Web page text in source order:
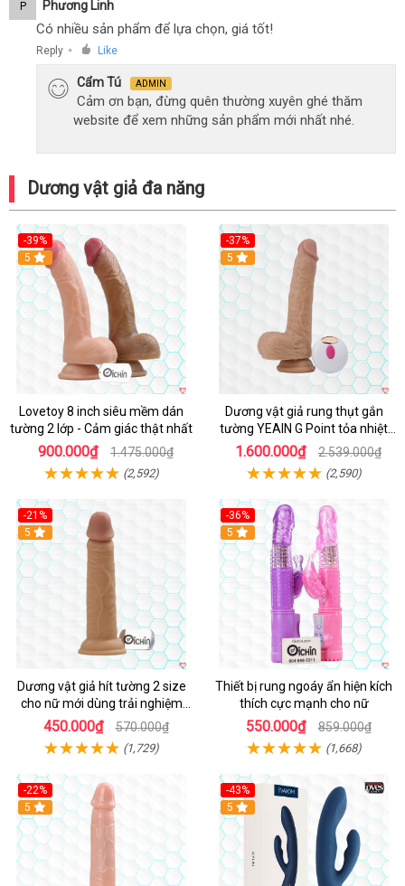
P Phương Linh
Có nhiều sản phẩm để lựa chọn, giá tốt!
Reply ● Like
Cẩm Tú ADMIN
Cảm ơn bạn, đừng quên thường xuyên ghé thăm
website để xem những sản phẩm mới nhất nhé.
Dương vật giả đa năng
-39%
Hot
5
Lovetoy 8 inch siêu mềm dán
tường 2 lớp - Cảm giác thật nhất
900.000₫ 1.475.000₫
(2,592)
-37%
5
Dương vật giả rung thụt gắn
tường YEAIN G Point tỏa nhiệt
điều khiển từ xa
1.600.000₫ 2.539.000₫
(2,590)
-21%
Hot
5
Dương vật giả hít tường 2 size
cho nữ mới dùng trải nghiệm
thật
450.000₫ 570.000₫
(1,729)
-36%
Hot
5
Thiết bị rung ngoáy ẩn hiện kích
thích cực mạnh cho nữ
550.000₫ 859.000₫
(1,668)
-22%
Hot
5
-43%
Hot
5